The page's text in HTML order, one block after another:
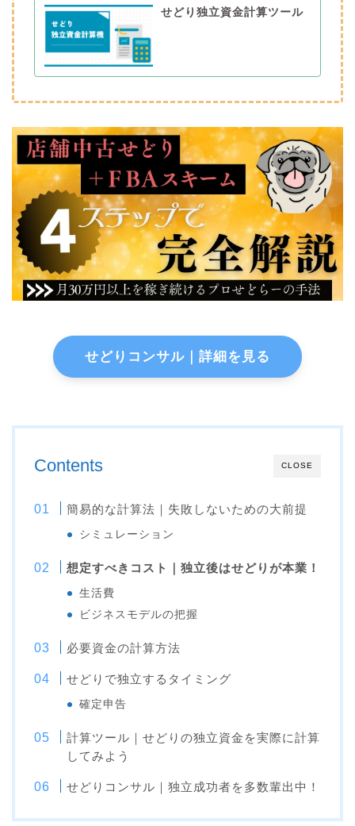
せどり独立資金計算ツール
せどりコンサル｜詳細を見る
CLOSE
Contents
簡易的な計算法｜失敗しないための大前提
シミュレーション
想定すべきコスト｜独立後はせどりが本業！
生活費
ビジネスモデルの把握
必要資金の計算方法
せどりで独立するタイミング
確定申告
計算ツール｜せどりの独立資金を実際に計算
してみよう
せどりコンサル｜独立成功者を多数輩出中！